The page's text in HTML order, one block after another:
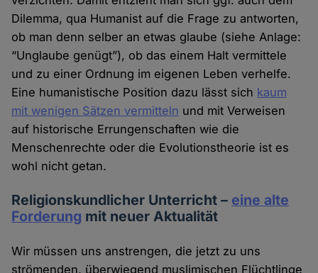
Dilemma, qua Humanist auf die Frage zu antworten,
ob man denn selber an etwas glaube (siehe Anlage:
“Unglaube genügt”), ob das einem Halt vermittele
und zu einer Ordnung im eigenen Leben verhelfe.
Eine humanistische Position dazu lässt sich kaum
mit wenigen Sätzen vermitteln und mit Verweisen
auf historische Errungenschaften wie die
Menschenrechte oder die Evolutionstheorie ist es
wohl nicht getan.
Religionskundlicher Unterricht – eine alte
Forderung mit neuer Aktualität
Wir müssen uns anstrengen, die jetzt zu uns
strömenden, überwiegend muslimischen Flüchtlinge